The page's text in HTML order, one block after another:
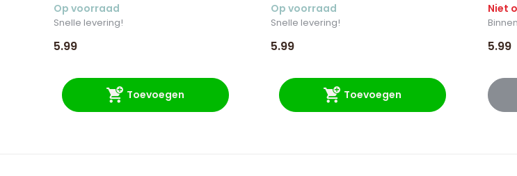
Op voorraad
Snelle levering!
5.99
Toevoegen
Op voorraad
Snelle levering!
5.99
Toevoegen
Niet
5.99